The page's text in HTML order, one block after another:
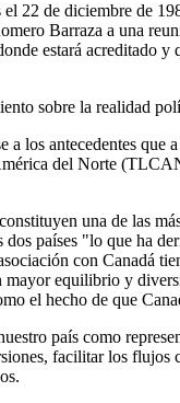
22 de diciembre de
Barraza a una
estará
sobre la realidad
los antecedentes
del Norte
una de las
países "lo que ha
con Canadá
equilibrio y
el hecho de que
país como
facilitar los